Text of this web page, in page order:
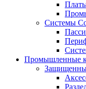
Системы
Промышленные